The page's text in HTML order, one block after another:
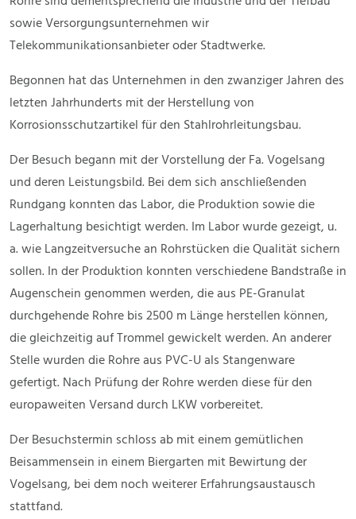
sowie Versorgungsunternehmen wir
Telekommunikationsanbieter oder Stadtwerke.
Begonnen hat das Unternehmen in den zwanziger Jahren des
letzten Jahrhunderts mit der Herstellung von
Korrosionsschutzartikel für den Stahlrohrleitungsbau.
Der Besuch begann mit der Vorstellung der Fa. Vogelsang
und deren Leistungsbild. Bei dem sich anschließenden
Rundgang konnten das Labor, die Produktion sowie die
Lagerhaltung besichtigt werden. Im Labor wurde gezeigt, u.
a. wie Langzeitversuche an Rohrstücken die Qualität sichern
sollen. In der Produktion konnten verschiedene Bandstraße in
Augenschein genommen werden, die aus PE-Granulat
durchgehende Rohre bis 2500 m Länge herstellen können,
die gleichzeitig auf Trommel gewickelt werden. An anderer
Stelle wurden die Rohre aus PVC-U als Stangenware
gefertigt. Nach Prüfung der Rohre werden diese für den
europaweiten Versand durch LKW vorbereitet.
Der Besuchstermin schloss ab mit einem gemütlichen
Beisammensein in einem Biergarten mit Bewirtung der
Vogelsang, bei dem noch weiterer Erfahrungsaustausch
stattfand.